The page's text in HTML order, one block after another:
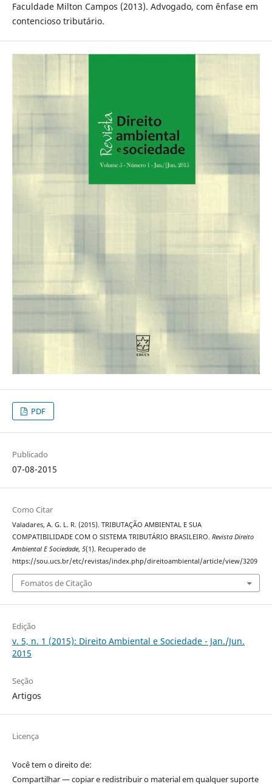
Faculdade Milton Campos (2013). Advogado, com ênfase em
contencioso tributário.
PDF
Publicado
07-08-2015
Como Citar
Valadares, A. G. L. R. (2015). TRIBUTAÇÃO AMBIENTAL E SUA
COMPATIBILIDADE COM O SISTEMA TRIBUTÁRIO BRASILEIRO. Revista Direito
Ambiental E Sociedade, 5(1). Recuperado de
https://sou.ucs.br/etc/revistas/index.php/direitoambiental/article/view/3209
Fomatos de Citação
Edição
v. 5, n. 1 (2015): Direito Ambiental e Sociedade - Jan./Jun.
2015
Seção
Artigos
Licença
Você tem o direito de:
Compartilhar — copiar e redistribuir o material em qualquer suporte